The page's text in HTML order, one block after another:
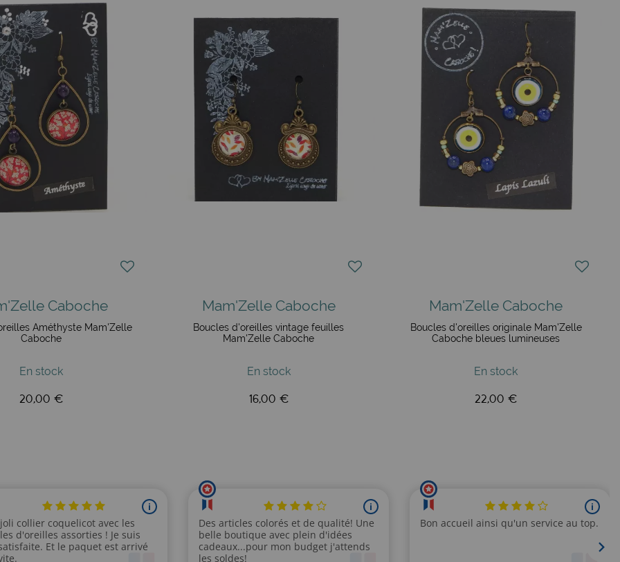
couleurs vives pour relever l’ensemble. Unerobe longue imprimée
? Préférez un cabochon pastel qui joue l’accord
sans heurter le dress code. En festival, osez les pendantes larges qui attrapent la lumière autour du feu de
du bronze. Évitez l’eau chlorée et le parfum direct. Le verre du cabochon se nettoie avec un linge microfibre.
coton tige et un soupçon d’alcool à 70°.
l’œil. Le support bronze apporte un goût vintage qui reste intemporel. Le petit prix permet de se constituer une
et de la couleur. Derrière chaque paire se cache un geste artisanal, un clin d’œil bohème et un doux souvenir de
Caboche
Améthyste Mam'Zelle
Caboche
En stock
20,00 €
Mam'Zelle Caboche
Boucles d'oreilles vintage feuilles
Mam'Zelle Caboche
En stock
16,00 €
Mam'Zelle Caboche
Boucles d'oreilles originale Mam'Zelle
Caboche bleues lumineuses
En stock
22,00 €